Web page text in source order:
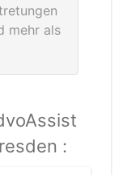
mehr als
: